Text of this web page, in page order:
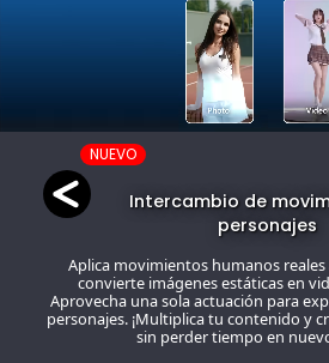
NUEVO
Intercambio de
personajes
Aplica movimientos humanos
convierte imágenes estáticas en
Aprovecha una sola actuación para
personajes. ¡Multiplica tu contenido y
sin perder tiempo en